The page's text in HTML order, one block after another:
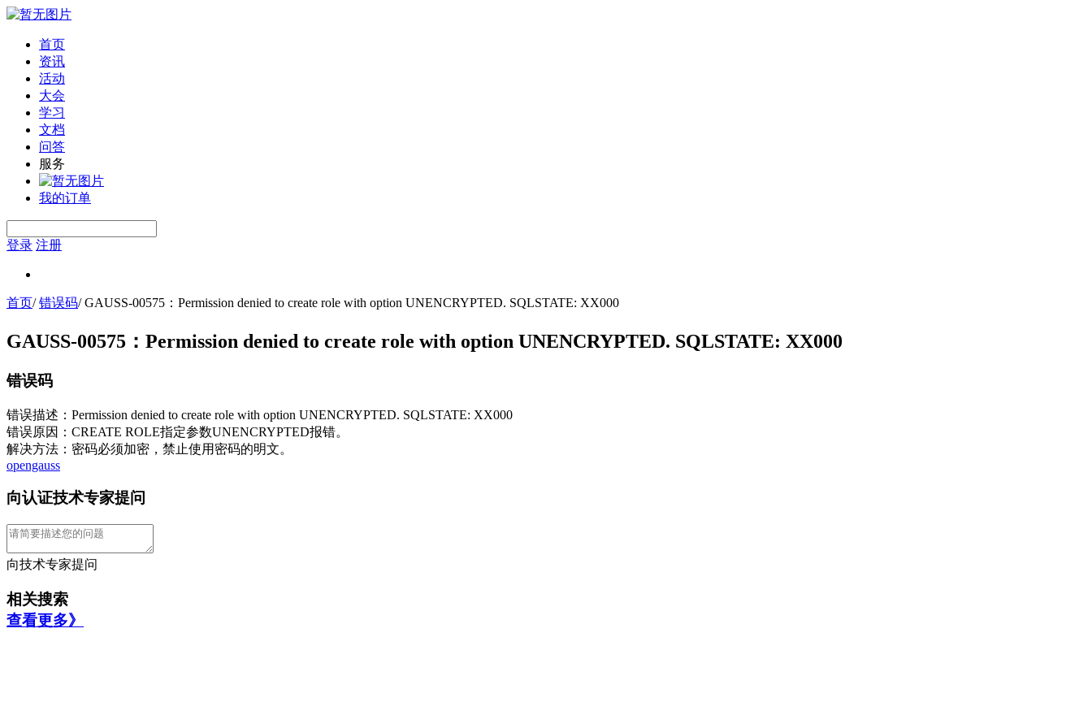
首页
资讯
活动
大会
学习
文档
问答
服务
我的订单
登录 注册
首页/错误码/GAUSS-00575：Permission denied to create role with option UNENCRYPTED. SQLSTATE: XX000
GAUSS-00575：Permission denied to create role with option UNENCRYPTED. SQLSTATE: XX000
错误码
错误描述：Permission denied to create role with option UNENCRYPTED. SQLSTATE: XX000
错误原因：CREATE ROLE指定参数UNENCRYPTED报错。
解决方法：密码必须加密，禁止使用密码的明文。
opengauss
向认证技术专家提问
向技术专家提问
相关搜索
查看更多》